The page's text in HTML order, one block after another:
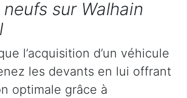
sur Walhain
l’acquisition d’un véhicule
les devants en lui offrant
optimale grâce à